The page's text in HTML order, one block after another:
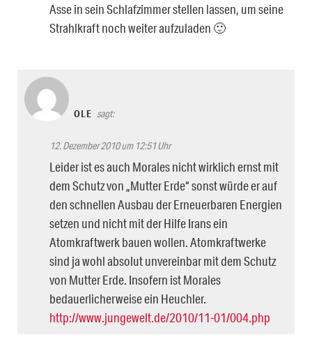
Asse in sein Schlafzimmer stellen lassen, um seine
Strahlkraft noch weiter aufzuladen 🙂
OLE sagt:
12. Dezember 2010 um 12:51 Uhr
Leider ist es auch Morales nicht wirklich ernst mit
dem Schutz von „Mutter Erde“ sonst würde er auf
den schnellen Ausbau der Erneuerbaren Energien
setzen und nicht mit der Hilfe Irans ein
Atomkraftwerk bauen wollen. Atomkraftwerke
sind ja wohl absolut unvereinbar mit dem Schutz
von Mutter Erde. Insofern ist Morales
bedauerlicherweise ein Heuchler.
http://www.jungewelt.de/2010/11-01/004.php